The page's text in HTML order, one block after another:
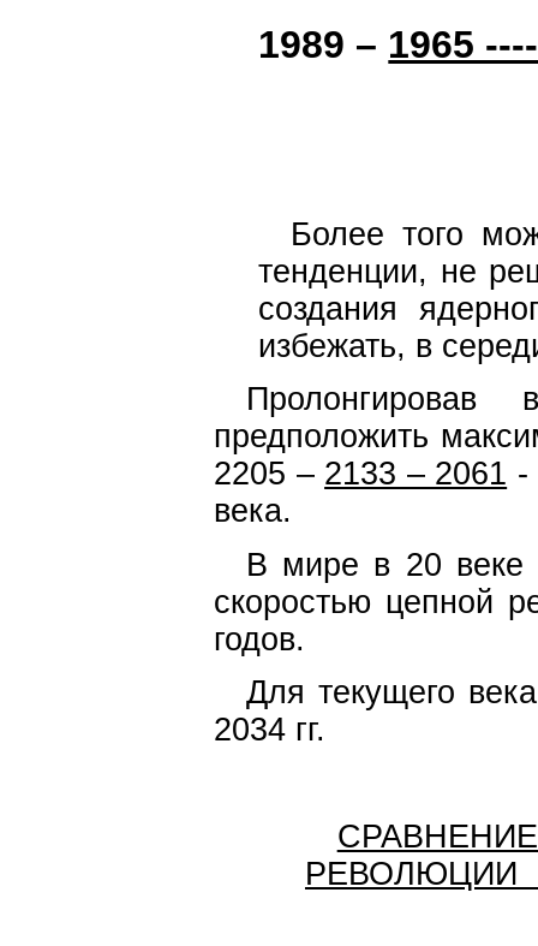
1989 – 1965
Более того
тенденции, не
создания
избежать, в
предположить
2205 – 2133 – 2061 -
века.
В мире в 20 веке
скоростью цепной
годов.
Для текущего
2034 гг.
РЕВОЛЮЦИИ